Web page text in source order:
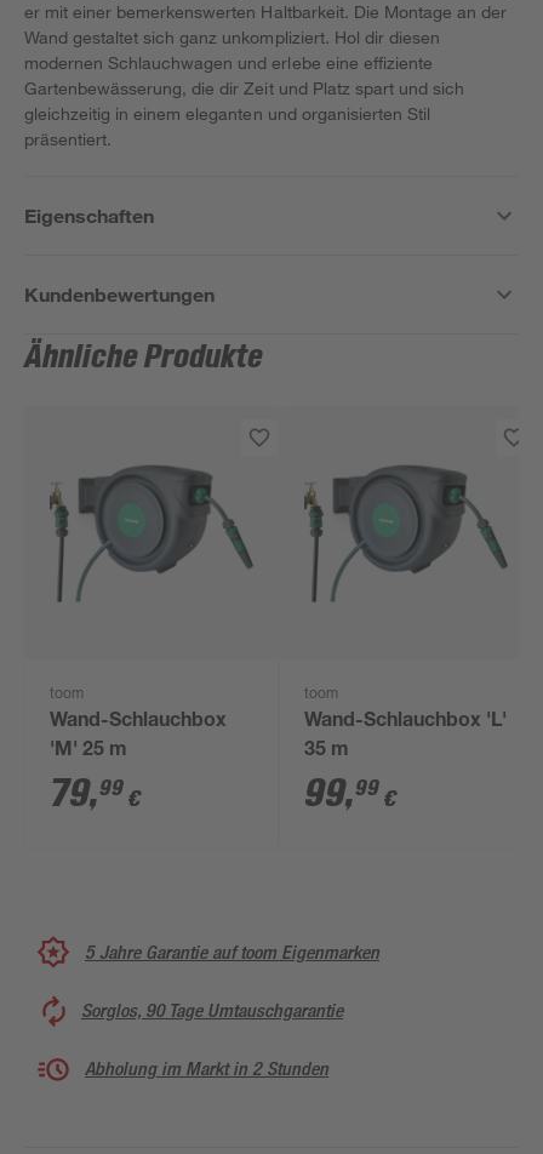
er mit einer bemerkenswerten Haltbarkeit. Die Montage an der
Wand gestaltet sich ganz unkompliziert. Hol dir diesen
modernen Schlauchwagen und erlebe eine effiziente
Gartenbewässerung, die dir Zeit und Platz spart und sich
gleichzeitig in einem eleganten und organisierten Stil
präsentiert.
Eigenschaften
Kundenbewertungen
Ähnliche Produkte
toom
Wand-Schlauchbox
'M' 25 m
79,99 €
toom
Wand-Schlauchbox 'L'
35 m
99,99 €
5 Jahre Garantie auf toom Eigenmarken
Sorglos, 90 Tage Umtauschgarantie
Abholung im Markt in 2 Stunden